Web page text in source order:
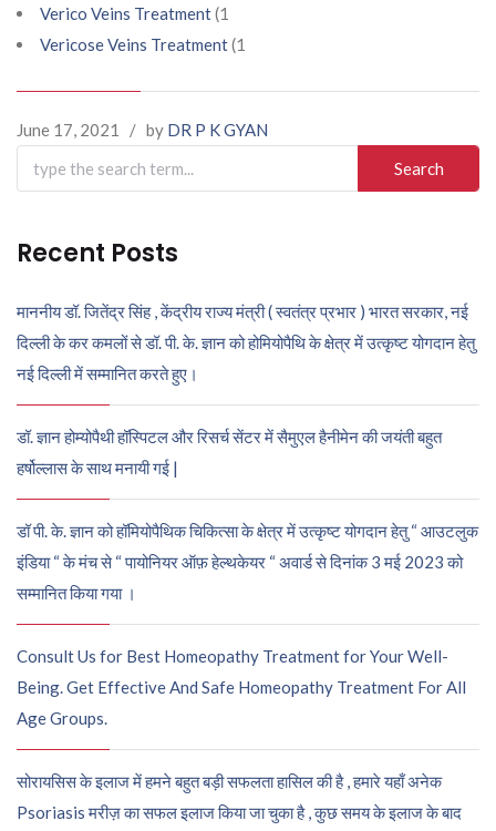
Verico Veins Treatment(1
Vericose Veins Treatment(1
June 17, 2021 / by DR P K GYAN
Search
for:
Recent Posts
माननीय डॉ. जितेंद्र सिंह , केंद्रीय राज्य मंत्री ( स्वतंत्र प्रभार ) भारत सरकार, नई
दिल्ली के कर कमलों से डॉ. पी. के. ज्ञान को होमियोपैथि के क्षेत्र में उत्कृष्ट योगदान हेतु
नई दिल्ली में सम्मानित करते हुए।
डॉ. ज्ञान होम्योपैथी हॉस्पिटल और रिसर्च सेंटर में सैमुएल हैनीमेन की जयंती बहुत
हर्षोल्लास के साथ मनायी गई |
डॉ पी. के. ज्ञान को हॉमियोपैथिक चिकित्सा के क्षेत्र में उत्कृष्ट योगदान हेतु “ आउटलुक
इंडिया “ के मंच से “ पायोनियर ऑफ़ हेल्थकेयर “ अवार्ड से दिनांक 3 मई 2023 को
सम्मानित किया गया ।
Consult Us for Best Homeopathy Treatment for Your Well-
Being. Get Effective And Safe Homeopathy Treatment For All
Age Groups.
सोरायसिस के इलाज में हमने बहुत बड़ी सफलता हासिल की है , हमारे यहाँ अनेक
Psoriasis मरीज़ का सफल इलाज किया जा चुका है , कुछ समय के इलाज के बाद